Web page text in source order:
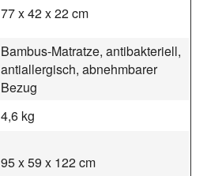
77 x 42 x 22 cm
Bambus-Matratze, antibakteriell,
antiallergisch, abnehmbarer
Bezug
4,6 kg
95 x 59 x 122 cm